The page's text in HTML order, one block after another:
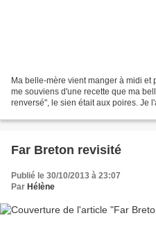
Ma belle-mère vient manger à midi et
me souviens d'une recette que ma
renversé", le sien était aux poires. Je
Far Breton revisité
Publié le 30/10/2013 à 23:07
Par Hélène